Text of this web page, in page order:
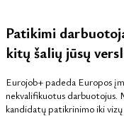
Patikimi
kitų šalių jūsų
Eurojob+ padeda Europos
nekvalifikuotus darbuotojus.
kandidatų patikrinimo iki